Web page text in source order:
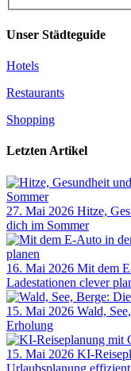
Unser Städteguide
Hotels
Restaurants
Shopping
Letzten Artikel
27. Mai 2026 Hitze,
dich im Sommer
16. Mai 2026 Mit dem
Ladestationen clever
15. Mai 2026 Wald,
Erholung
15. Mai 2026 KI-
Urlaubsplanung effizient